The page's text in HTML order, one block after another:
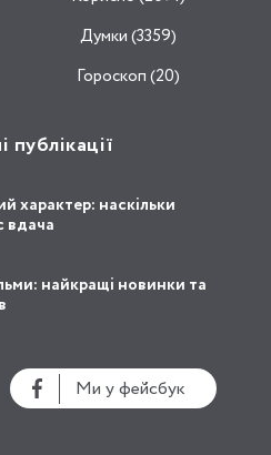
Думки (3359)
Гороскоп (20)
публікації
характер: наскільки
вдача
найкращі новинки та
Ми у фейсбук